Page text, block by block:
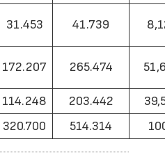
31.453 41.739
172.207 265.474
114.248 203.442
320.700 514.314